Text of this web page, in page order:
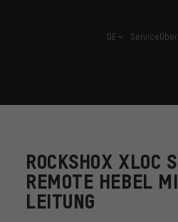
Deutsch
DE Service
ROCKSHOX XLOC
REMOTE HEBEL
LEITUNG